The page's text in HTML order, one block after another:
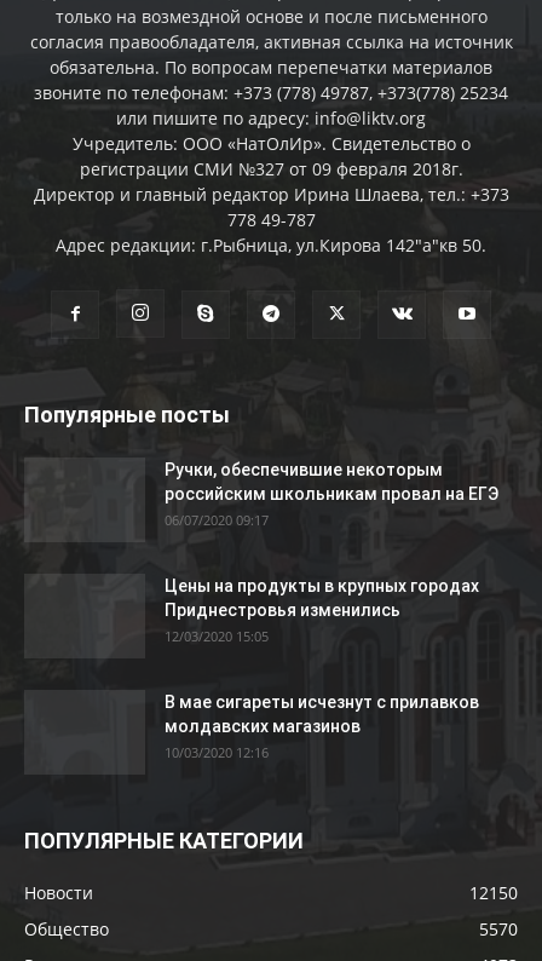
только на возмездной основе и после письменного
согласия правообладателя, активная ссылка на источник
обязательна. По вопросам перепечатки материалов
звоните по телефонам: +373 (778) 49787, +373(778) 25234
или пишите по адресу: info@liktv.org
Учредитель: ООО «НатОлИр». Свидетельство о
регистрации СМИ №327 от 09 февраля 2018г.
Директор и главный редактор Ирина Шлаева, тел.: +373
778 49-787
Адрес редакции: г.Рыбница, ул.Кирова 142"а"кв 50.
Популярные посты
Ручки, обеспечившие некоторым
российским школьникам провал на ЕГЭ
06/07/2020 09:17
Цены на продукты в крупных городах
Приднестровья изменились
12/03/2020 15:05
В мае сигареты исчезнут с прилавков
молдавских магазинов
10/03/2020 12:16
ПОПУЛЯРНЫЕ КАТЕГОРИИ
Новости
12150
Общество
5570